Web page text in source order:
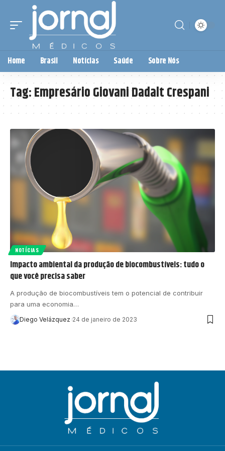
Home Brasil Notícias Saúde Sobre Nós
Tag:Empresário Giovani Dadalt Crespani
NOTÍCIAS
Impacto ambiental da produção de biocombustíveis: tudo o
que você precisa saber
A produção de biocombustíveis tem o potencial de contribuir
para uma economia…
Diego Velázquez 24 de janeiro de 2023